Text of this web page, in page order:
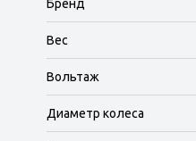
Бренд
Вес
Вольтаж
Диаметр колеса